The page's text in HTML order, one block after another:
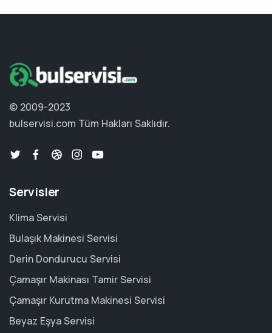
© 2009-2023
bulservisi.com Tüm Hakları Saklıdır.
Servisler
Klima Servisi
Bulaşık Makinesi Servisi
Derin Dondurucu Servisi
Çamaşır Makinası Tamir Servisi
Çamaşır Kurutma Makinesi Servisi
Beyaz Eşya Servisi